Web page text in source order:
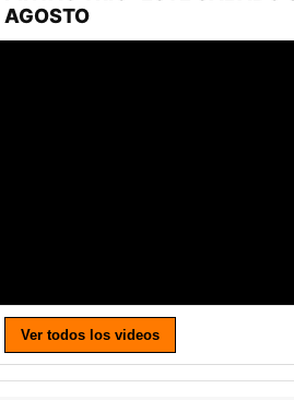
Ver todos los videos